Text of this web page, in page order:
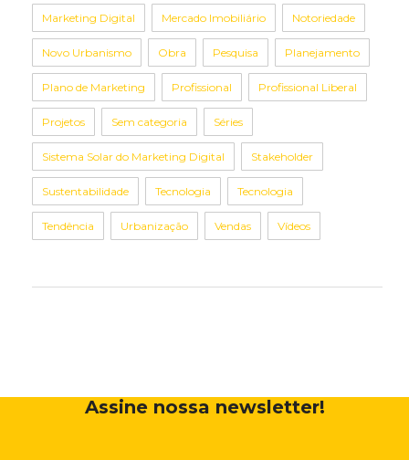
Marketing Digital Mercado Imobiliário Notoriedade
Novo Urbanismo Obra Pesquisa Planejamento
Plano de Marketing Profissional Profissional Liberal
Projetos Sem categoria Séries
Sistema Solar do Marketing Digital Stakeholder
Sustentabilidade Tecnologia Tecnologia
Tendência Urbanização Vendas Vídeos
Assine nossa newsletter!